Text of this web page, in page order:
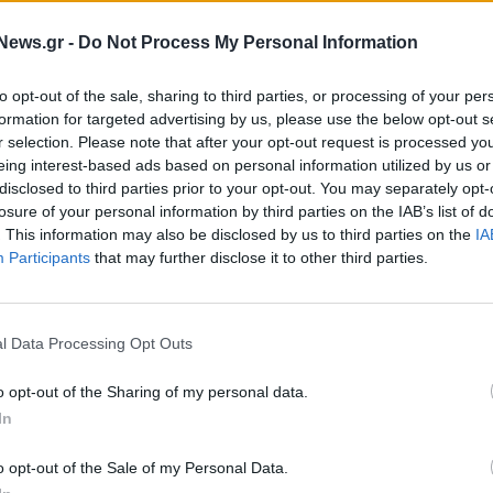
- Do Not Process My Personal Information
opt-out of the sale, sharing to third parties, or processing of your
for targeted advertising by us, please use the below opt-out
selection. Please note that after your opt-out request is processed
interest-based ads based on personal information utilized by us
to third parties prior to your opt-out. You may separately
of your personal information by third parties on the IAB’s list of
This information may also be disclosed by us to third parties on the
Participants that may further disclose it to other third parties.
Data Processing Opt Outs
opt-out of the Sharing of my personal data.
opt-out of the Sale of my Personal Data.
αστυνομικός,
με μαχαίρι σε
ΠΟΛΙΤΙΚΗ
Μητσοτάκης για θάνατο
αστυνομικού: Ζήτημα τιμής για
27/12/2023 - 15:19
αστυνομικός,
καταδίωξης
Ρέντη: Προθεσμία για την